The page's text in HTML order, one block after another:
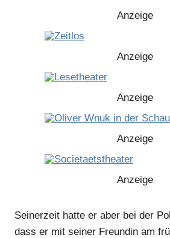
Anzeige
Anzeige
Anzeige
Anzeige
Anzeige
Anzeige
Seinerzeit hatte er aber bei der
dass er mit seiner Freundin am